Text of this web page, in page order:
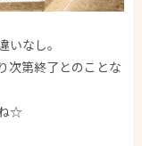
なし。
次第終了とのことな
☆